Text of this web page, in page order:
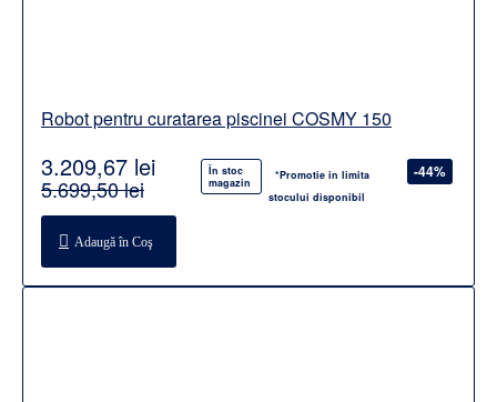
Robot pentru curatarea piscinei COSMY 150
În stoc
magazin
*Promotie in limita
stocului disponibil
-44%
3.209,67 lei
5.699,50 lei
Adaugă în Coş